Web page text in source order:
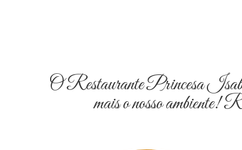
O Restaurante Princesa Isabel
mais o nosso ambiente!